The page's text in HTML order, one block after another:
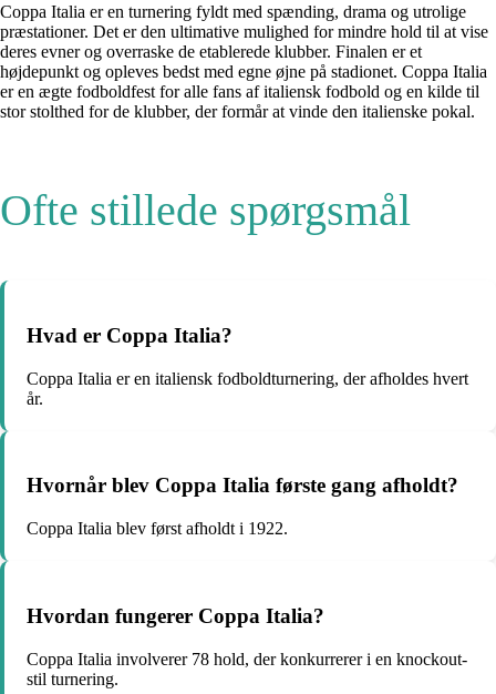
Coppa Italia er en turnering fyldt med spænding, drama og utrolige
præstationer. Det er den ultimative mulighed for mindre hold til at vise
deres evner og overraske de etablerede klubber. Finalen er et
højdepunkt og opleves bedst med egne øjne på stadionet. Coppa Italia
er en ægte fodboldfest for alle fans af italiensk fodbold og en kilde til
stor stolthed for de klubber, der formår at vinde den italienske pokal.
Ofte stillede spørgsmål
Hvad er Coppa Italia?
Coppa Italia er en italiensk fodboldturnering, der afholdes hvert
år.
Hvornår blev Coppa Italia første gang afholdt?
Coppa Italia blev først afholdt i 1922.
Hvordan fungerer Coppa Italia?
Coppa Italia involverer 78 hold, der konkurrerer i en knockout-
stil turnering.